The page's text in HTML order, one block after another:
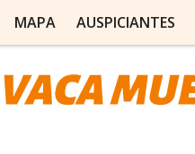
MAPA AUSPICIANTES